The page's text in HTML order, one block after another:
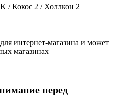
/ Кокос 2 / Холлкон 2
интернет-магазина и может
магазинах
перед